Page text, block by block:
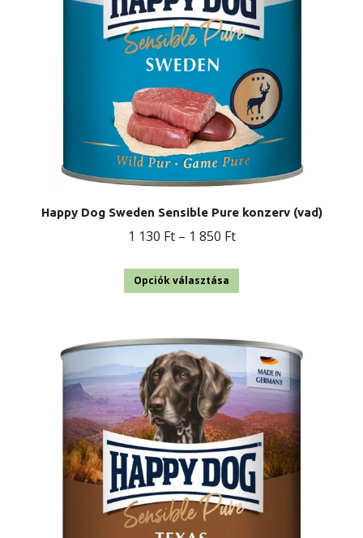
termékoldalon
választhatók
Happy Dog Sweden Sensible Pure konzerv (vad)
1 130 Ft – 1 850 FtÁrtartomány:
850 Ft
Opciók választása
több
variációja
van.
A
változatok
a
termékoldalon
választhatók